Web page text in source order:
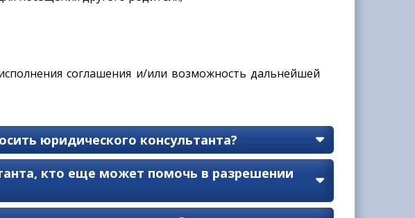
соглашения и/или возможность дальнейшей
юридического консультанта?
кто еще может помочь в разрешении